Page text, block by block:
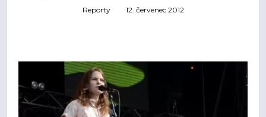
Reporty 12. červenec 2012